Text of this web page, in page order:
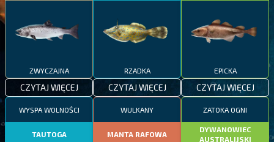
ZWYCZAJNA
CZYTAJ WIĘCEJ
RZADKA
CZYTAJ WIĘCEJ
EPICKA
CZYTAJ WIĘCEJ
WYSPA WOLNOŚCI
TAUTOGA
WULKANY
MANTA RAFOWA
ZATOKA OGNI
DYWANOWIEC
AUSTRALIJSKI